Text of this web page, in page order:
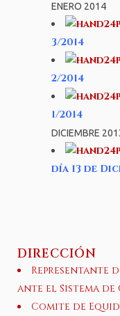
ENERO 2014
3/2014
2/2014
1/2014
DICIEMBRE
día 13 de
DIRECCIÓN
Representante
ante el Sistema
Comite de